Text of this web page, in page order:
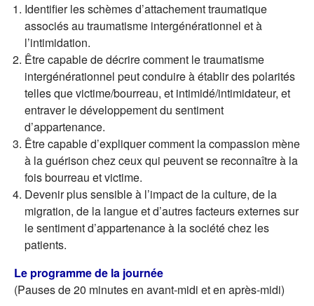
Identifier les schèmes d’attachement traumatique
associés au traumatisme intergénérationnel et à
l’intimidation.
Être capable de décrire comment le traumatisme
intergénérationnel peut conduire à établir des polarités
telles que victime/bourreau, et intimidé/intimidateur, et
entraver le développement du sentiment
d’appartenance.
Être capable d’expliquer comment la compassion mène
à la guérison chez ceux qui peuvent se reconnaître à la
fois bourreau et victime.
Devenir plus sensible à l’impact de la culture, de la
migration, de la langue et d’autres facteurs externes sur
le sentiment d’appartenance à la société chez les
patients.
Le programme de la journée
(Pauses de 20 minutes en avant-midi et en après-midi)